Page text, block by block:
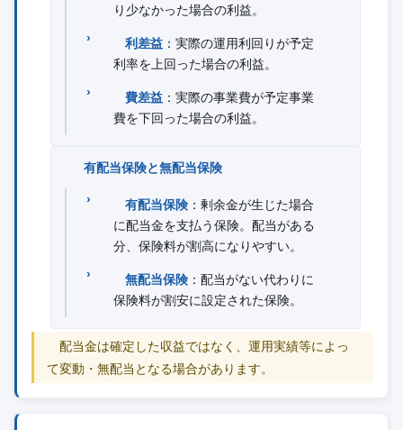
り少なかった場合の利益。
利差益 ：実際の運用利回りが予定
利率を上回った場合の利益。
費差益 ：実際の事業費が予定事業
費を下回った場合の利益。
有配当保険と無配当保険
有配当保険：剰余金が生じた場合
に配当金を支払う保険。配当がある
分、保険料が割高になりやすい。
無配当保険：配当がない代わりに
保険料が割安に設定された保険。
配当金は確定した収益ではなく、運用実績等によっ
て変動・無配当となる場合があります。